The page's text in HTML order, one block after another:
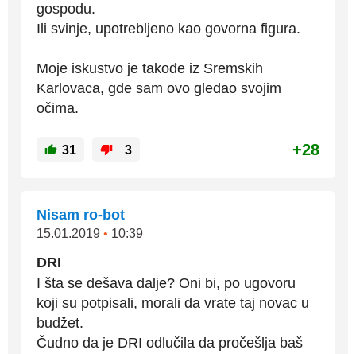
gospodu.
Ili svinje, upotrebljeno kao govorna figura.
Moje iskustvo je takođe iz Sremskih
Karlovaca, gde sam ovo gledao svojim
očima.
31 3 +28
Nisam ro-bot
15.01.2019 • 10:39
DRI
I šta se dešava dalje? Oni bi, po ugovoru
koji su potpisali, morali da vrate taj novac u
budžet.
Čudno da je DRI odlučila da pročešlja baš